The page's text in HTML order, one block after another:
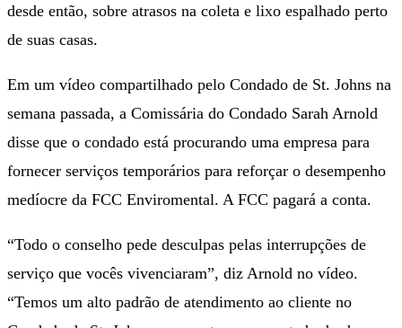
desde então, sobre atrasos na coleta e lixo espalhado perto
de suas casas.
Em um vídeo compartilhado pelo Condado de St. Johns na
semana passada, a Comissária do Condado Sarah Arnold
disse que o condado está procurando uma empresa para
fornecer serviços temporários para reforçar o desempenho
medíocre da FCC Enviromental. A FCC pagará a conta.
“Todo o conselho pede desculpas pelas interrupções de
serviço que vocês vivenciaram”, diz Arnold no vídeo.
“Temos um alto padrão de atendimento ao cliente no